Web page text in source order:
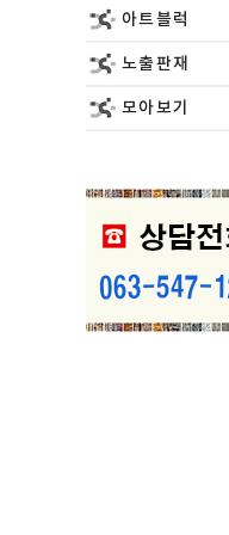
아트블럭
노출판재
모아보기